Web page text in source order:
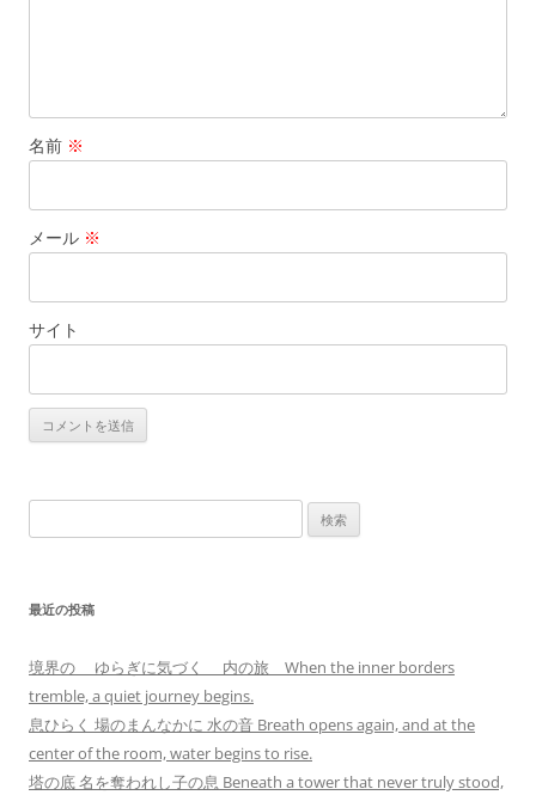
名前 ※
メール ※
サイト
索:
最近の投稿
境界の ゆらぎに気づく 内の旅 When the inner borders
tremble, a quiet journey begins.
息ひらく 場のまんなかに 水の音 Breath opens again, and at the
center of the room, water begins to rise.
塔の底 名を奪われし子の息 Beneath a tower that never truly stood,